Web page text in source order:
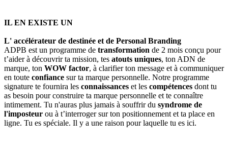
IL EN EXISTE UN
L' accélérateur de destinée et de Personal Branding
ADPB est un programme de transformation de 2 mois conçu pour
t’aider à découvrir ta mission, tes atouts uniques, ton ADN de
marque, ton WOW factor, à clarifier ton message et à communiquer
en toute confiance sur ta marque personnelle. Notre programme
signature te fournira les connaissances et les compétences dont tu
as besoin pour construire ta marque personnelle et te connaître
intimement. Tu n'auras plus jamais à souffrir du syndrome de
l'imposteur ou à t’interroger sur ton positionnement et ta place en
ligne. Tu es spéciale. Il y a une raison pour laquelle tu es ici.